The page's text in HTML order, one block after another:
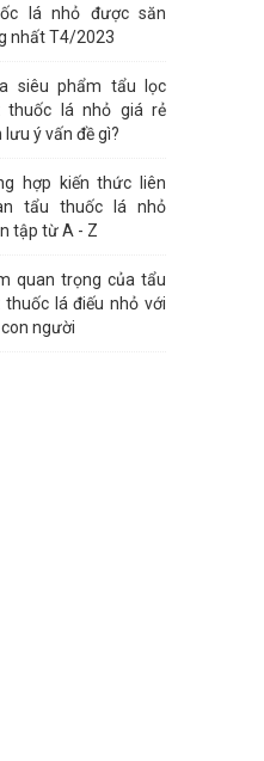
lá nhỏ được săn
nhất T4/2023
siêu phẩm tẩu lọc
thuốc lá nhỏ giá rẻ
lưu ý vấn đề gì?
hợp kiến thức liên
tẩu thuốc lá nhỏ
tập từ A - Z
quan trọng của tẩu
thuốc lá điếu nhỏ với
người